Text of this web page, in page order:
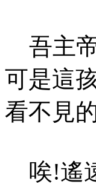
吾主
可是這
看不見
唉!遙